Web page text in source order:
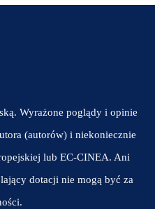
Wyrażone poglądy i opinie
(autorów) i niekoniecznie
lub EC-CINEA. Ani
dotacji nie mogą być za